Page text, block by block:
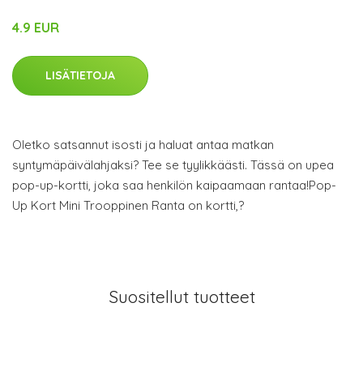
4.9 EUR
LISÄTIETOJA
Oletko satsannut isosti ja haluat antaa matkan
syntymäpäivälahjaksi? Tee se tyylikkäästi. Tässä on upea
pop-up-kortti, joka saa henkilön kaipaamaan rantaa!Pop-
Up Kort Mini Trooppinen Ranta on kortti,?
Suositellut tuotteet